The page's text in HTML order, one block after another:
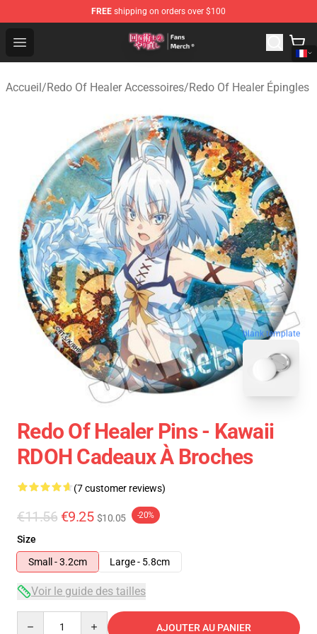
FREE shipping on orders over $100
Open menu
Redo Of Healer Store - Official Redo Of Healer
Accueil/Redo Of Healer Accessoires/Redo Of Healer Épingles
blank template
Redo Of Healer Pins - Kawaii
RDOH Cadeaux À Broches
(7 customer reviews)
€11.56 €9.25 $10.05 -20%
Size
Small - 3.2cm
Large - 5.8cm
Voir le guide des tailles
AJOUTER AU PANIER